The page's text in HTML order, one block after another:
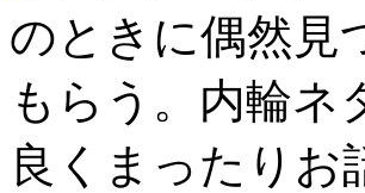
のときに偶然見
もらう。内輪ネ
良くまったりお